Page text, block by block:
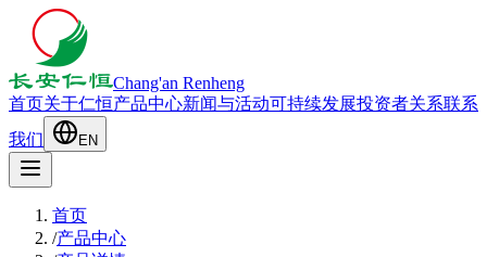
Chang'an Renheng
首页关于仁恒产品中心新闻与活动可持续发展投资者关系联系
我们
EN
首页
/产品中心